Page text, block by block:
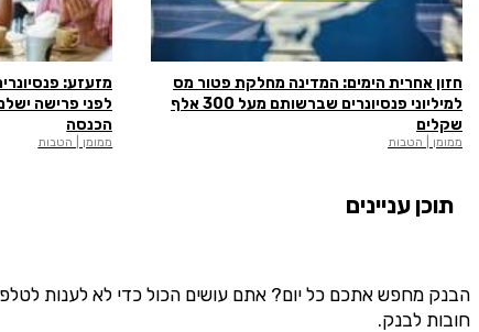
חזון אחרית הימים: המדינה מחלקת פטור מס
למיליוני פנסיונרים שברשותם מעל 300 אלף
שקלים
ממומן | הטבות
מזעזע:
לפני פרישה
הכנסה
ממומן | הטבות
תוכן עניינים
הבנק מחפש אתכם כל יום? אתם עושים הכול כדי לא לענות
חובות לבנק.